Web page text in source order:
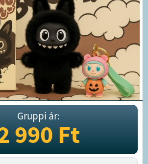
Gruppi ár:
990Ft